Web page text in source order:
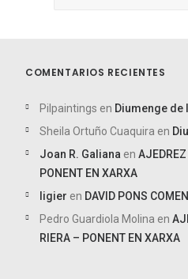
COMENTARIOS RECIENTES
Pilpaintings en Diumenge de
Sheila Ortuño Cuaquira en
Joan R. Galiana en AJEDREZ
PONENT EN XARXA
ligier en DAVID PONS
Pedro Guardiola Molina en
RIERA – PONENT EN XARXA